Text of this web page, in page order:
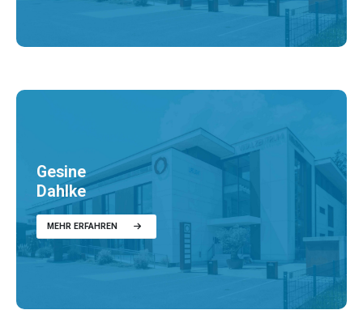
Gesine
Dahlke
MEHR ERFAHREN